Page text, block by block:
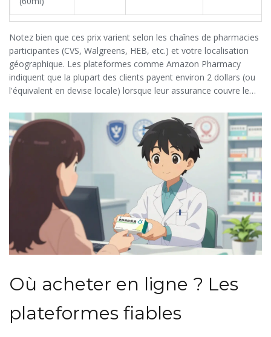
Notez bien que ces prix varient selon les chaînes de pharmacies
participantes (CVS, Walgreens, HEB, etc.) et votre localisation
géographique. Les plateformes comme Amazon Pharmacy
indiquent que la plupart des clients payent environ 2 dollars (ou
l'équivalent en devise locale) lorsque leur assurance couvre le
s'effondrent grâce à la digitalisation.
Où acheter en ligne ? Les
plateformes fiables